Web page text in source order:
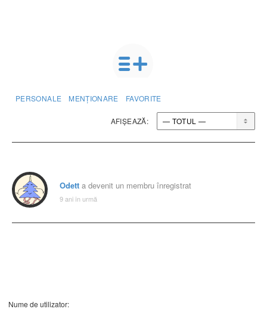
PERSONALE MENȚIONARE FAVORITE
AFIȘEAZĂ:
Odett a devenit un membru înregistrat
9 ani în urmă
Nume de utilizator: